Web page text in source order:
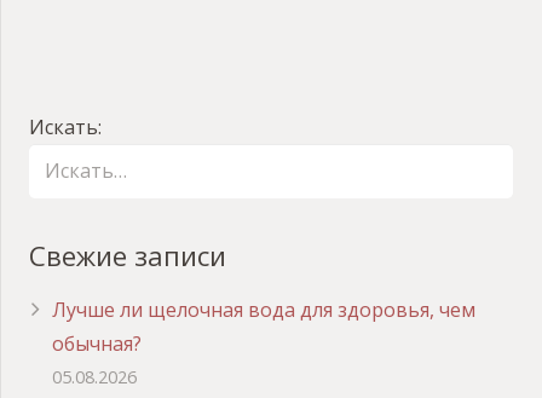
Искать:
Свежие записи
Лучше ли щелочная вода для здоровья, чем
обычная?
05.08.2026